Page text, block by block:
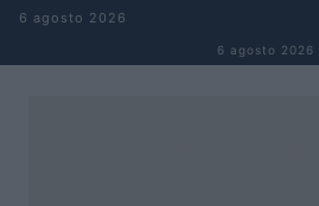
Pular para o conteúdo
6 agosto 2026
6 agosto 2026